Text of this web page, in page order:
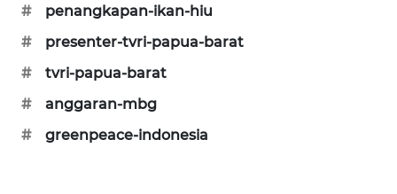
#
penangkapan-ikan-hiu
#
presenter-tvri-papua-barat
#
tvri-papua-barat
#
anggaran-mbg
#
greenpeace-indonesia
BERAMPU
NEWS
ANUGERAH